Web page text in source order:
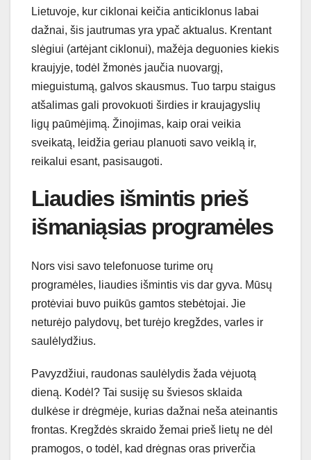
Lietuvoje, kur ciklonai keičia anticiklonus labai
dažnai, šis jautrumas yra ypač aktualus. Krentant
slėgiui (artėjant ciklonui), mažėja deguonies kiekis
kraujyje, todėl žmonės jaučia nuovargį,
mieguistumą, galvos skausmus. Tuo tarpu staigus
atšalimas gali provokuoti širdies ir kraujagyslių
ligų paūmėjimą. Žinojimas, kaip orai veikia
sveikatą, leidžia geriau planuoti savo veiklą ir,
reikalui esant, pasisaugoti.
Liaudies išmintis prieš
išmaniąsias programėles
Nors visi savo telefonuose turime orų
programėles, liaudies išmintis vis dar gyva. Mūsų
protėviai buvo puikūs gamtos stebėtojai. Jie
neturėjo palydovų, bet turėjo kregždes, varles ir
saulėlydžius.
Pavyzdžiui, raudonas saulėlydis žada vėjuotą
dieną. Kodėl? Tai susiję su šviesos sklaida
dulkėse ir drėgmėje, kurias dažnai neša ateinantis
frontas. Kregždės skraido žemai prieš lietų ne dėl
pramogos, o todėl, kad drėgnas oras priverčia